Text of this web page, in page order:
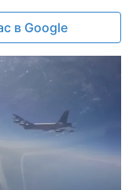
в Google